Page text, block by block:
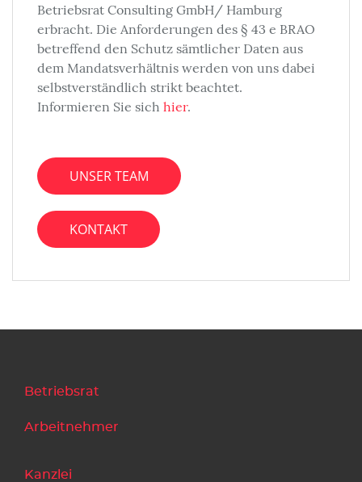
Betriebsrat Consulting GmbH/ Hamburg
erbracht. Die Anforderungen des § 43 e BRAO
betreffend den Schutz sämtlicher Daten aus
dem Mandatsverhältnis werden von uns dabei
selbstverständlich strikt beachtet.
Informieren Sie sich hier.
UNSER TEAM
KONTAKT
Betriebsrat
Arbeitnehmer
Kanzlei